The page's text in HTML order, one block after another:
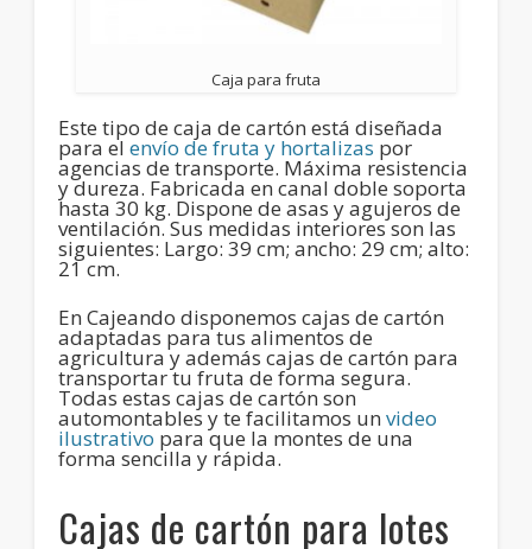
Caja para fruta
Este tipo de caja de cartón está diseñada
para el envío de fruta y hortalizas por
agencias de transporte. Máxima resistencia
y dureza. Fabricada en canal doble soporta
hasta 30 kg. Dispone de asas y agujeros de
ventilación. Sus medidas interiores son las
siguientes: Largo: 39 cm; ancho: 29 cm; alto:
21 cm.
En Cajeando disponemos cajas de cartón
adaptadas para tus alimentos de
agriculturay además cajas de cartón para
transportar tu fruta de forma segura.
Todas estas cajas de cartón son
automontables y te facilitamos un video
ilustrativo para que la montes de una
forma sencilla y rápida.
Cajas de cartón para lotes